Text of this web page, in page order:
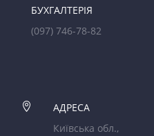
БУХГАЛТЕРІЯ
(097) 746-78-82

АДРЕСА
Київська обл.,